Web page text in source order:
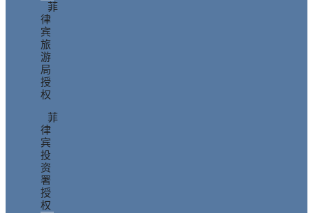
菲
律
宾
旅
游
局
授
权
菲
律
宾
投
资
署
授
权